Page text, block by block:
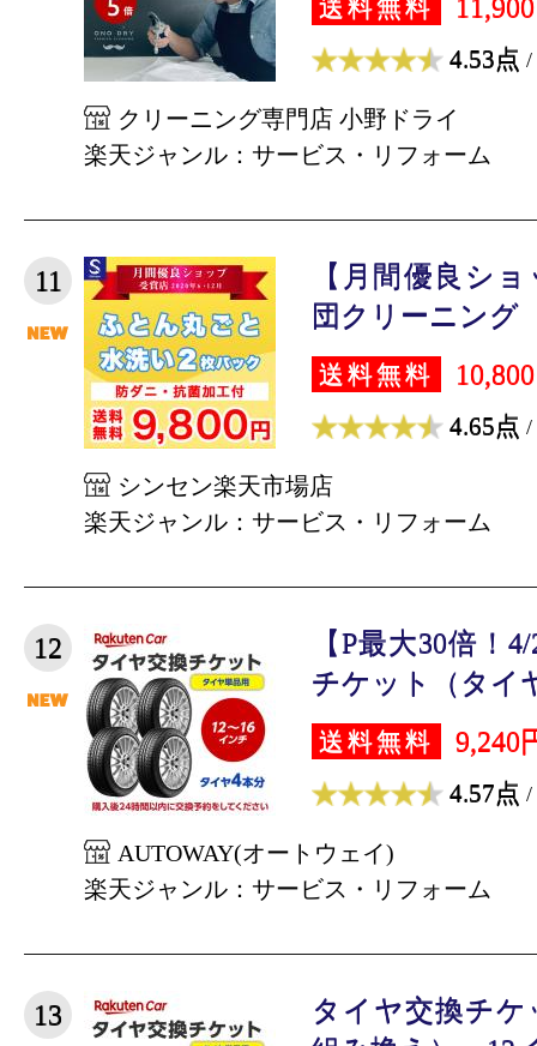
送料無料
4.53点 /
クリーニング専門店 小野ドライ
楽天ジャンル：サービス・リフォーム
11
【月間優良シ
団クリーニング
送料無料
4.65点 /
シンセン楽天市場店
楽天ジャンル：サービス・リフォーム
12
【P最大30倍！
チケット（タイ
送料無料 9,240
4.57点 /
AUTOWAY(オートウェイ)
楽天ジャンル：サービス・リフォーム
13
タイヤ交換チ